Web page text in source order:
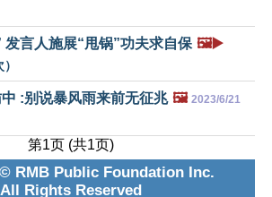
发言人施展“甩锅”功夫求自保 🖼️▶️
:别说暴风雨来前无征兆 🖼️ 2023/6/21
第1页 (共1页)
RMB Public Foundation Inc.
All Rights Reserved